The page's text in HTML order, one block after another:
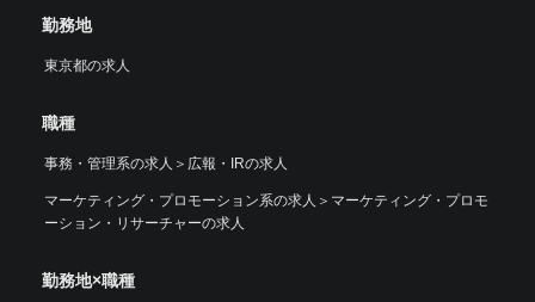
勤務地
東京都の求人
職種
事務・管理系の求人 ＞ 広報・IRの求人
マーケティング・プロモーション系の求人 ＞ マーケティング・プロモ
ーション・リサーチャーの求人
勤務地×職種